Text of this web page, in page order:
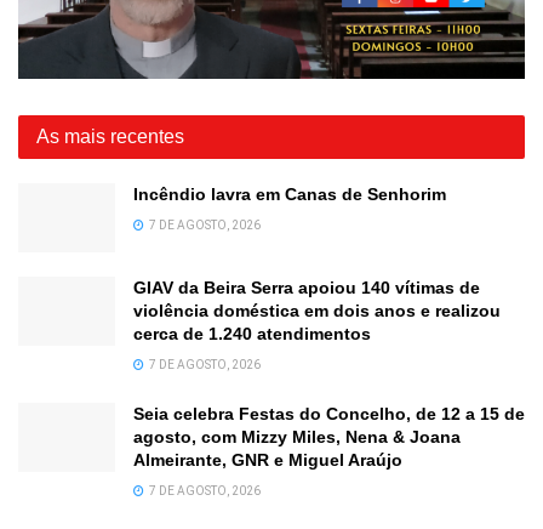
As mais recentes
Incêndio lavra em Canas de Senhorim
7 DE AGOSTO, 2026
GIAV da Beira Serra apoiou 140 vítimas de
violência doméstica em dois anos e realizou
cerca de 1.240 atendimentos
7 DE AGOSTO, 2026
Seia celebra Festas do Concelho, de 12 a 15 de
agosto, com Mizzy Miles, Nena & Joana
Almeirante, GNR e Miguel Araújo
7 DE AGOSTO, 2026